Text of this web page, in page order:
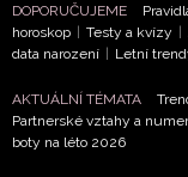
DOPORUČUJEME
horoskop | Testy a kvízy |
data narození | Letní
AKTUÁLNÍ TÉMATA
Partnerské vztahy a
boty na léto 2026